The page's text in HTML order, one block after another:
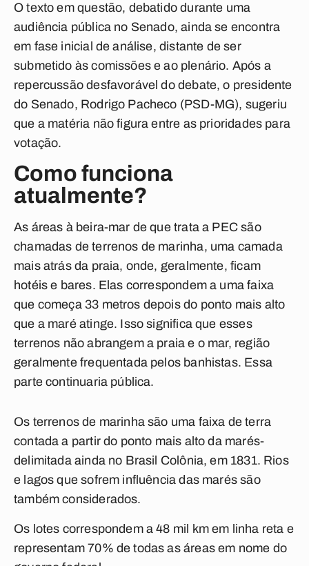
O texto em questão, debatido durante uma
audiência pública no Senado, ainda se encontra
em fase inicial de análise, distante de ser
submetido às comissões e ao plenário. Após a
repercussão desfavorável do debate, o presidente
do Senado, Rodrigo Pacheco (PSD-MG), sugeriu
que a matéria não figura entre as prioridades para
votação.
Como funciona
atualmente?
As áreas à beira-mar de que trata a PEC são
chamadas de terrenos de marinha, uma camada
mais atrás da praia, onde, geralmente, ficam
hotéis e bares. Elas correspondem a uma faixa
que começa 33 metros depois do ponto mais alto
que a maré atinge. Isso significa que esses
terrenos não abrangem a praia e o mar, região
geralmente frequentada pelos banhistas. Essa
parte continuaria pública.
Os terrenos de marinha são uma faixa de terra
contada a partir do ponto mais alto da marés-
delimitada ainda no Brasil Colônia, em 1831. Rios
e lagos que sofrem influência das marés são
também considerados.
Os lotes correspondem a 48 mil km em linha reta e
representam 70% de todas as áreas em nome do